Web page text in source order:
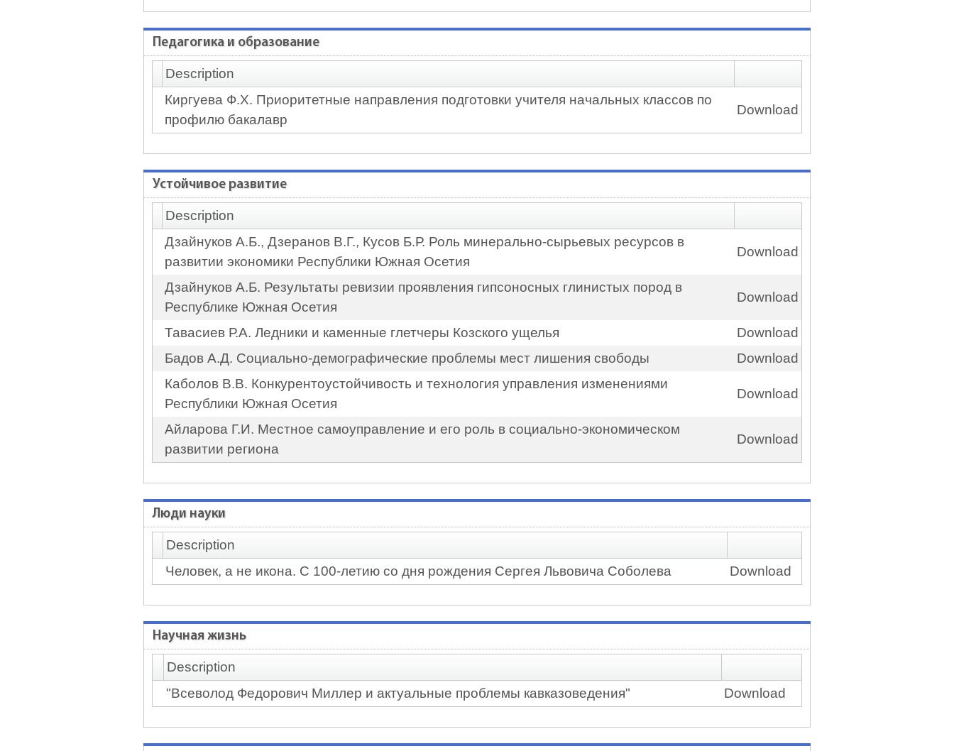
Педагогика и образование
Description
Киргуева Ф.Х. Приоритетные направления подготовки учителя начальных классов по
профилю бакалавр
Download
Устойчивое развитие
Description
Дзайнуков А.Б., Дзеранов В.Г., Кусов Б.Р. Роль минерально-сырьевых ресурсов в
развитии экономики Республики Южная Осетия
Download
Дзайнуков А.Б. Результаты ревизии проявления гипсоносных глинистых пород в
Республике Южная Осетия
Download
Тавасиев Р.А. Ледники и каменные глетчеры Козского ущелья
Download
Бадов А.Д. Социально-демографические проблемы мест лишения свободы
Download
Каболов В.В. Конкурентоустойчивость и технология управления изменениями
Республики Южная Осетия
Download
Айларова Г.И. Местное самоуправление и его роль в социально-экономическом
развитии региона
Download
Люди науки
Description
Человек, а не икона. С 100-летию со дня рождения Сергея Львовича Соболева
Download
Научная жизнь
Description
"Всеволод Федорович Миллер и актуальные проблемы кавказоведения"
Download